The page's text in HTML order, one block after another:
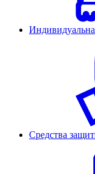
Средства